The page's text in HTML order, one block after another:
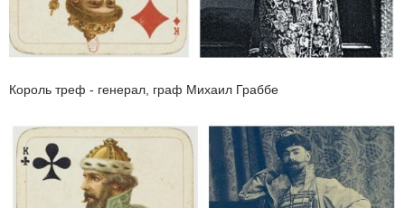
Король треф - генерал, граф Михаил Граббе